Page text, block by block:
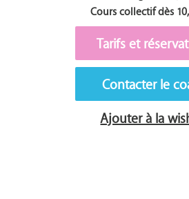
Cours collectif dès
Tarifs et
Contacter le
Ajouter à la